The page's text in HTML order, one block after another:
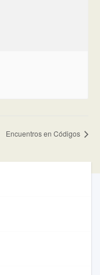
Encuentros en Códigos